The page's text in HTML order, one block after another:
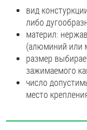
вид
либо
материл:
(алюминий или
размер
зажимаемого
число
место